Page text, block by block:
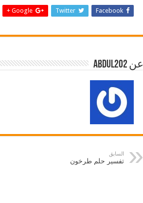
Facebook
Twitter
Google +
عن abdul202
السابق
تفسير حلم طرخون